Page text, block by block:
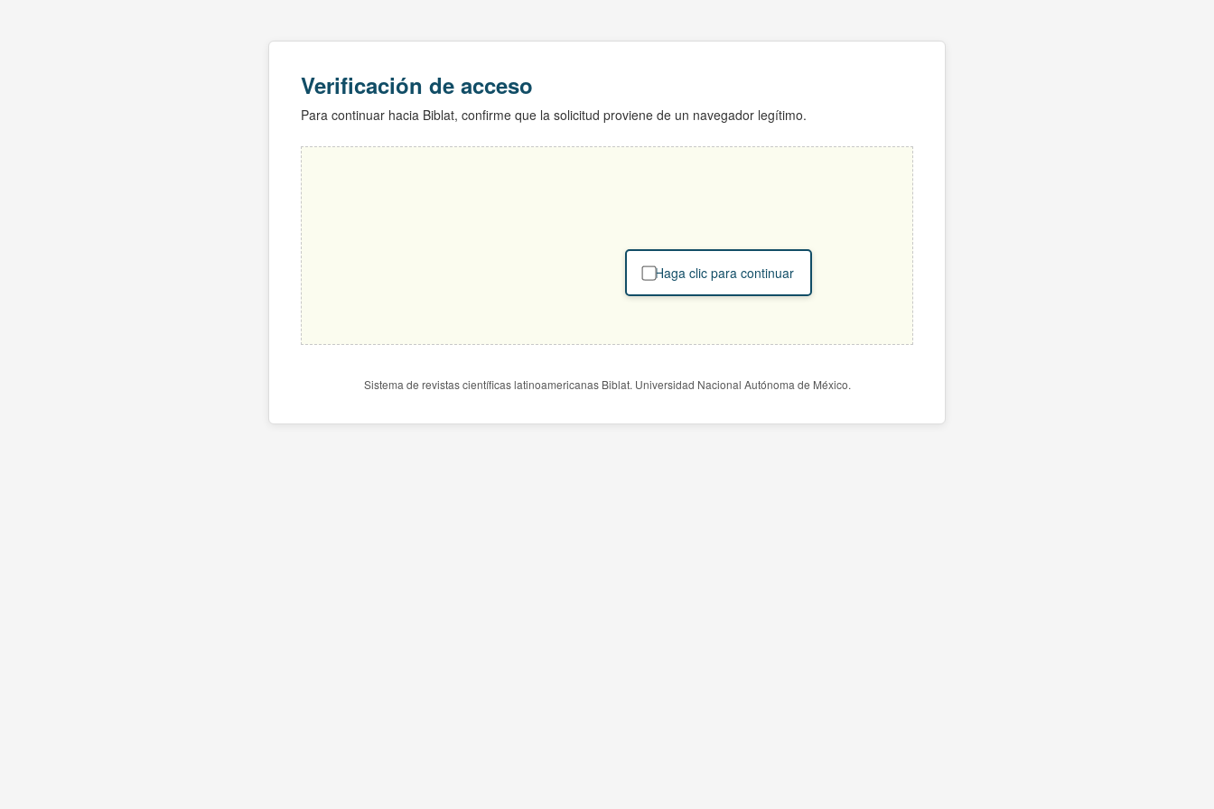
Verificación de acceso
Para continuar hacia Biblat, confirme que la solicitud proviene de un navegador legítimo.
Haga clic para continuar
Sistema de revistas científicas latinoamericanas Biblat. Universidad Nacional Autónoma de México.